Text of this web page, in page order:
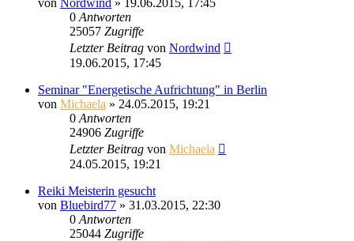
0 Antworten
25057 Zugriffe
Letzter Beitrag von Nordwind
19.06.2015, 17:45
Seminar "Energetische Aufrichtung" in Berlin
von Michaela » 24.05.2015, 19:21
0 Antworten
24906 Zugriffe
Letzter Beitrag von Michaela
24.05.2015, 19:21
Reiki Meisterin gesucht
von Bluebird77 » 31.03.2015, 22:30
0 Antworten
25044 Zugriffe